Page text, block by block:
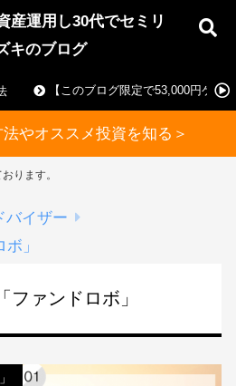
産運用し30代でセミリ
キのブログ
【このブログ限定で53,000円ゲッ
やオススメ投資を知る＞
ります。
バイザー
」
ファンドロボ」